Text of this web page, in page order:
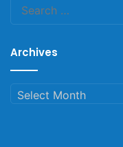
Archives
Archives